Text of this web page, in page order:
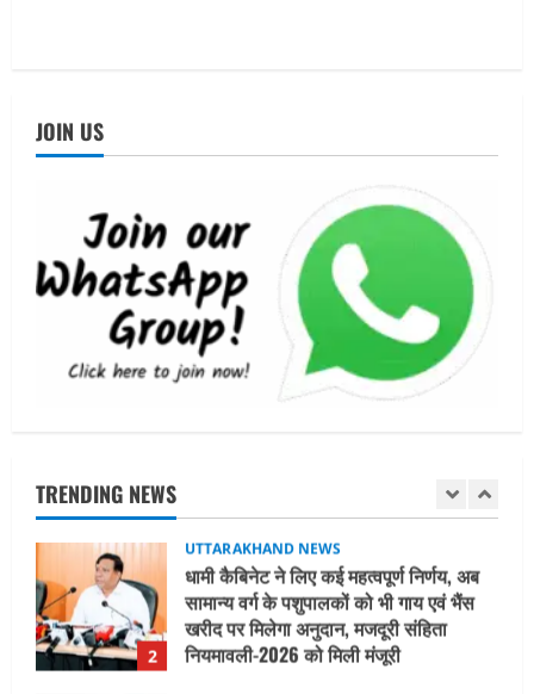
JOIN US
TRENDING NEWS
चयन : रेखा आर्या
1
UTTARAKHAND NEWS
15 अगस्त तक ई-केवाईसी नहीं कराई तो गैस
आपूर्ति पर पड़ सकता है असर
August 8, 2026
2
UTTARAKHAND NEWS
3
UTTARAKHAND NEWS
नाबार्ड ने राष्ट्रीय हथकरघा दिवस के अवसर पर
मुंबई में तीन दिवसीय प्रदर्शनी का आयोजन किया
August 7, 2026